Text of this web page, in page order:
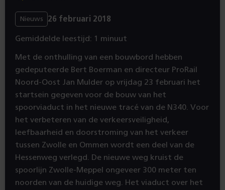
Nieuws 26 februari 2018
Gemiddelde leestijd: 1 minuut
Met de onthulling van een bouwbord hebben
gedeputeerde Bert Boerman en directeur ProRail
Noord-Oost Jan Mulder op vrijdag 23 februari het
startsein gegeven voor de bouw van het
spoorviaduct in het nieuwe tracé van de N340. Voor
het verbeteren van de verkeersveiligheid,
leefbaarheid en doorstroming van het verkeer
tussen Zwolle en Ommen wordt een deel van de
Hessenweg verlegd. De nieuwe weg kruist de
spoorlijn Zwolle-Meppel ongeveer 300 meter ten
noorden van de huidige weg. Het viaduct over het